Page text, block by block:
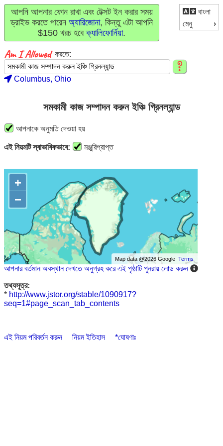
বাংলা
মেনু
আপনি আপনার ফোন রাখা এবং টেক্সট ইন করার সময়
ড্রাইভ করতে পারেন অ্যারিজোনা, কিন্তু এটা আপনি
$150 খরচ হবেক্যালিফোর্নিয়া.
করতে:
Columbus, Ohio
সমকামী কাজ সম্পাদন করুন ইঞ্চি গ্রিনল্যান্ড
আপনাকে অনুমতি দেওয়া হয়
এই নিয়মটি স্বাভাবিকভাবে: মঞ্জুরিপ্রাপ্ত
+
−
Map data @2026 GoogleTerms
আপনার বর্তমান অবস্থান দেখতে অনুগ্রহ করে এই পৃষ্ঠাটি পুনরায় লোড করুন
তথ্যসূত্র:
* http://www.jstor.org/stable/1090917?
seq=1#page_scan_tab_contents
এই নিয়ম পরিবর্তন করুন নিয়ম ইতিহাস *ঘোষণাঃ